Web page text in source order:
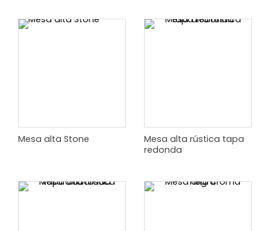
Mesa alta Stone
Mesa alta rústica tapa
redonda